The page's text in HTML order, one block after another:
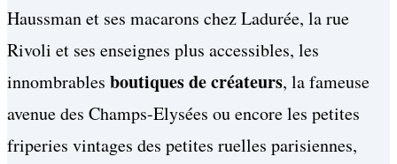
Haussman et ses macarons chez Ladurée, la rue
Rivoli et ses enseignes plus accessibles, les
innombrables boutiques de créateurs, la fameuse
avenue des Champs-Elysées ou encore les petites
friperies vintages des petites ruelles parisiennes,